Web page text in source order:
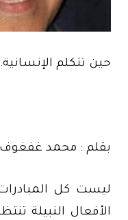
حين تتكلم
بقلم : محمد غفغوف
ليست كل
الأفعال النبيلة